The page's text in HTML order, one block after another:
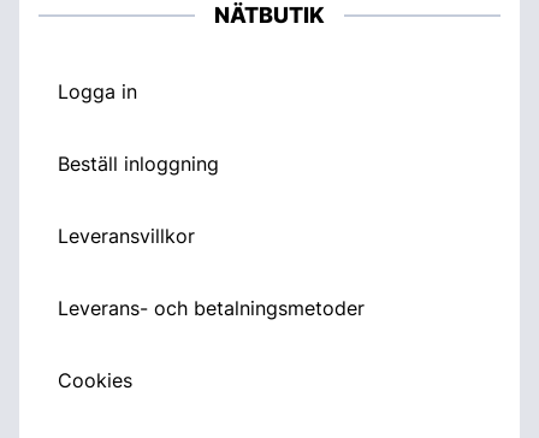
NÄTBUTIK
Logga in
Beställ inloggning
Leveransvillkor
Leverans- och betalningsmetoder
Cookies